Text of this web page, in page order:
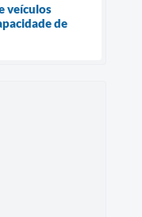
veículos
de